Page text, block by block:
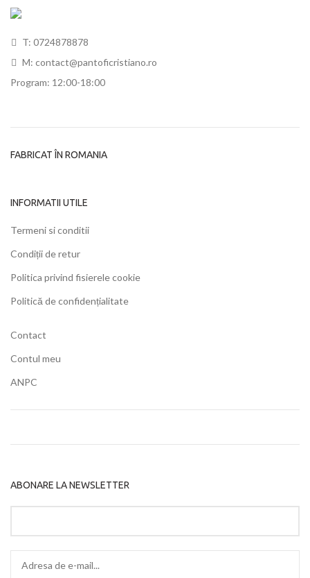
T: 0724878878
M: contact@pantoficristiano.ro
Program: 12:00-18:00
FABRICAT ÎN ROMANIA
INFORMATII UTILE
Termeni si conditii
Condiții de retur
Politica privind fisierele cookie
Politică de confidențialitate
Contact
Contul meu
ANPC
ABONARE LA NEWSLETTER